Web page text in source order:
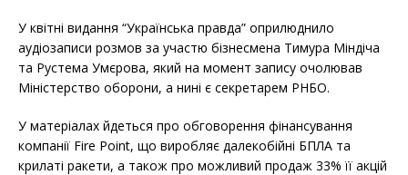
o
k
e
r
У квітні видання “Українська правда” оприлюднило
аудіозаписи розмов за участю бізнесмена Тимура Міндіча
та Рустема Умєрова, який на момент запису очолював
Міністерство оборони, а нині є секретарем РНБО.
У матеріалах йдеться про обговорення фінансування
компанії Fire Point, що виробляє далекобійні БПЛА та
крилаті ракети, а також про можливий продаж 33% її акцій